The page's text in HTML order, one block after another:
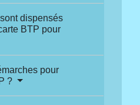
dispensés
BTP pour
pour
?